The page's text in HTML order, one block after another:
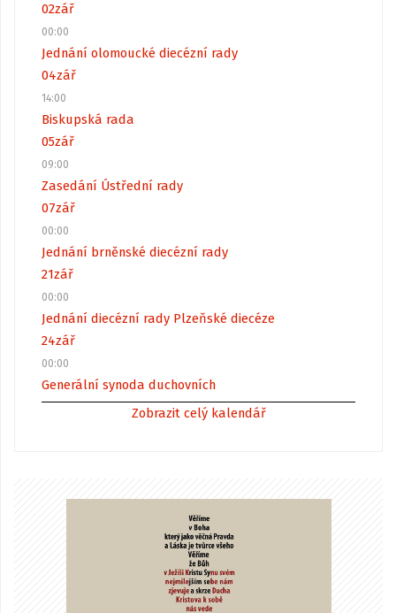
02zář
00:00
Jednání olomoucké diecézní rady
04zář
14:00
Biskupská rada
05zář
09:00
Zasedání Ústřední rady
07zář
00:00
Jednání brněnské diecézní rady
21zář
00:00
Jednání diecézní rady Plzeňské diecéze
24zář
00:00
Generální synoda duchovních
Zobrazit celý kalendář